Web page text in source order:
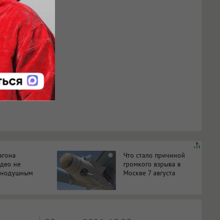
не
i
Что стало причиной
громкого взрыва в
Москве 7 августа